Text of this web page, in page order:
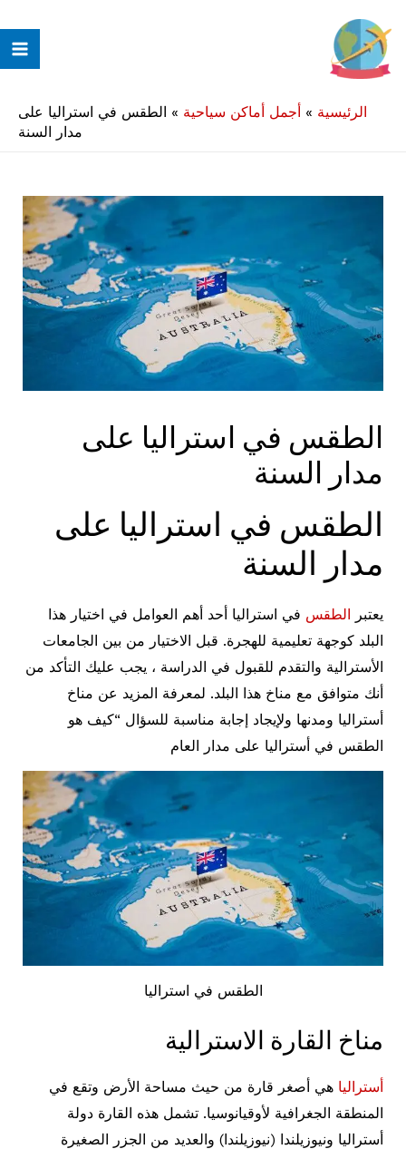
إلى
المحتوى
الرئيسية » أجمل أماكن سياحية » الطقس في استراليا على
مدار السنة
الطقس في استراليا على
مدار السنة
الطقس في استراليا على
مدار السنة
يعتبر الطقس في استراليا أحد أهم العوامل في اختيار هذا
البلد كوجهة تعليمية للهجرة. قبل الاختيار من بين الجامعات
الأسترالية والتقدم للقبول في الدراسة ، يجب عليك التأكد من
أنك متوافق مع مناخ هذا البلد. لمعرفة المزيد عن مناخ
أستراليا ومدنها ولإيجاد إجابة مناسبة للسؤال “كيف هو
الطقس في أستراليا على مدار العام
الطقس في استراليا
مناخ القارة الاسترالية
أستراليا هي أصغر قارة من حيث مساحة الأرض وتقع في
المنطقة الجغرافية لأوقيانوسيا. تشمل هذه القارة دولة
أستراليا ونيوزيلندا (نيوزيلندا) والعديد من الجزر الصغيرة